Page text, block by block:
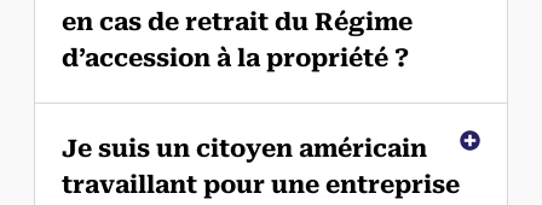
en cas de retrait du Régime
d’accession à la propriété ?
Je suis un citoyen américain
travaillant pour une entreprise